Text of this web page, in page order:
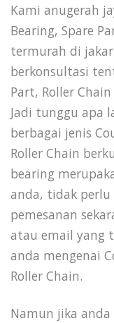
Kami anugerah
Bearing, Spare
termurah di
berkonsultasi
Part, Roller
Jadi tunggu apa
berbagai jenis
Roller Chain
bearing
anda, tidak perlu
pemesanan
atau email yang
anda mengenai
Roller Chain.
Namun jika